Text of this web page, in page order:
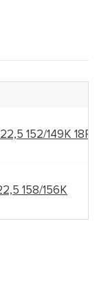
152/149K 18PR
158/156K